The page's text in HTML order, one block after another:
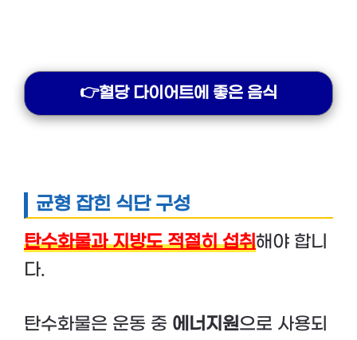
👉혈당 다이어트에 좋은 음식
균형 잡힌 식단 구성
탄수화물과 지방도 적절히 섭취해야 합니
다.
탄수화물은 운동 중 에너지원으로 사용되